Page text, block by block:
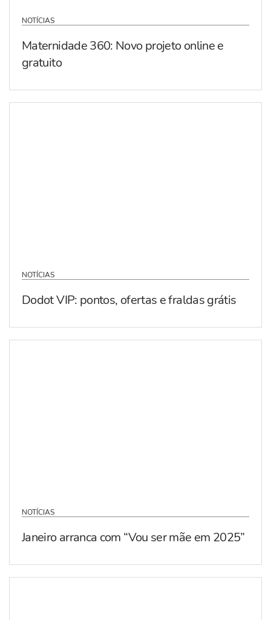
NOTÍCIAS
Maternidade 360: Novo projeto online e
gratuito
NOTÍCIAS
Dodot VIP: pontos, ofertas e fraldas grátis
NOTÍCIAS
Janeiro arranca com “Vou ser mãe em 2025”